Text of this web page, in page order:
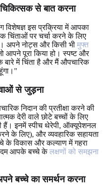
चिकित्सक से बात करना
विशेषज्ञ इस प्रक्रिया में आपका
चिंताओं पर चर्चा करने के लिए
अपने नोट्स और किसी भी मुफ्त
आपने पूरा किया हो। स्पष्ट और
में चिंता है और मैं औपचारिक
से जुड़ना
निदान की प्रतीक्षा करने की
देरी वाले छोटे बच्चों के लिए
हैं। इनमें स्पीच थेरेपी, ऑक्यूपेशनल
के लिए), और व्यवहारिक सहायता
के विकास और कल्याण में गहरा
आपके बच्चे केलक्षणों को समझना
बच्चे का समर्थन करना